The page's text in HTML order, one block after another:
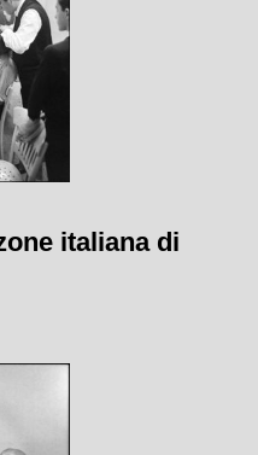
italiana di